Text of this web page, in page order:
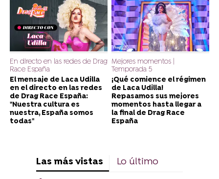
En directo en las redes de Drag
Race España
El mensaje de Laca Udilla
en el directo en las redes
de Drag Race España:
"Nuestra cultura es
nuestra, España somos
todas"
Mejores momentos |
Temporada 5
¡Qué comience el régimen
de Laca Udilla!
Repasamos sus mejores
momentos hasta llegar a
la final de Drag Race
España
Las más vistas Lo último